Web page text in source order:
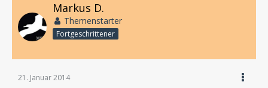
Markus D.
Themenstarter
Fortgeschrittener
21. Januar 2014